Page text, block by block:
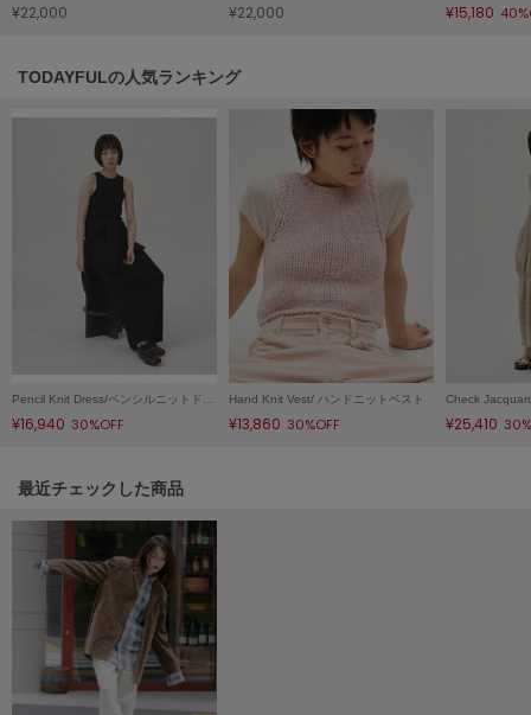
Philly chocolate
フィリーチョコレート
サロモン
sanrio house
サンリオハウス
SESAME STREET MARKET
セサミストリートマーケット
¥22,000 ¥22,000 ¥15,180
TODAYFULの人気ランキング
¥16,940 30%OFF
Hand Knit Vest/ ハンドニットベスト
¥13,860 30%OFF ¥25,410
関連記事
最近チェックした商品